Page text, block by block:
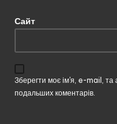
Сайт
Зберегти моє ім'я, e-mail, та
подальших коментарів.